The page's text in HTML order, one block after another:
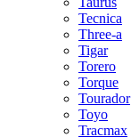
Tecnica
Three-a
Tigar
Torero
Torque
Tourador
Toyo
Tracmax